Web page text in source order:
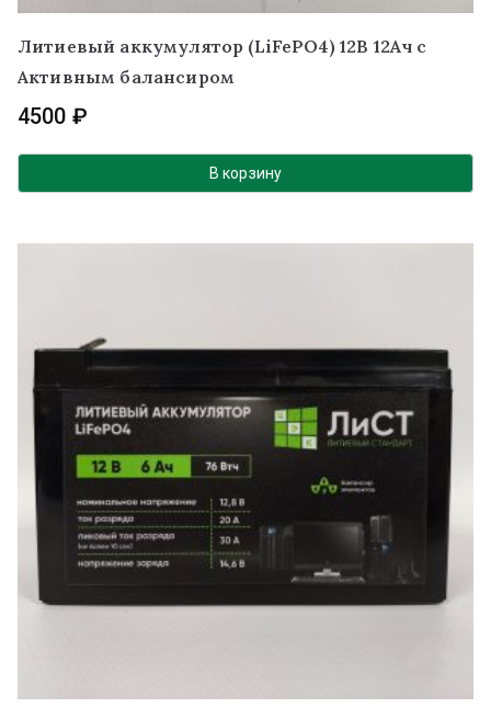
Литиевый аккумулятор (LiFePO4) 12В 12Ач с
Активным балансиром
4500 ₽
В корзину